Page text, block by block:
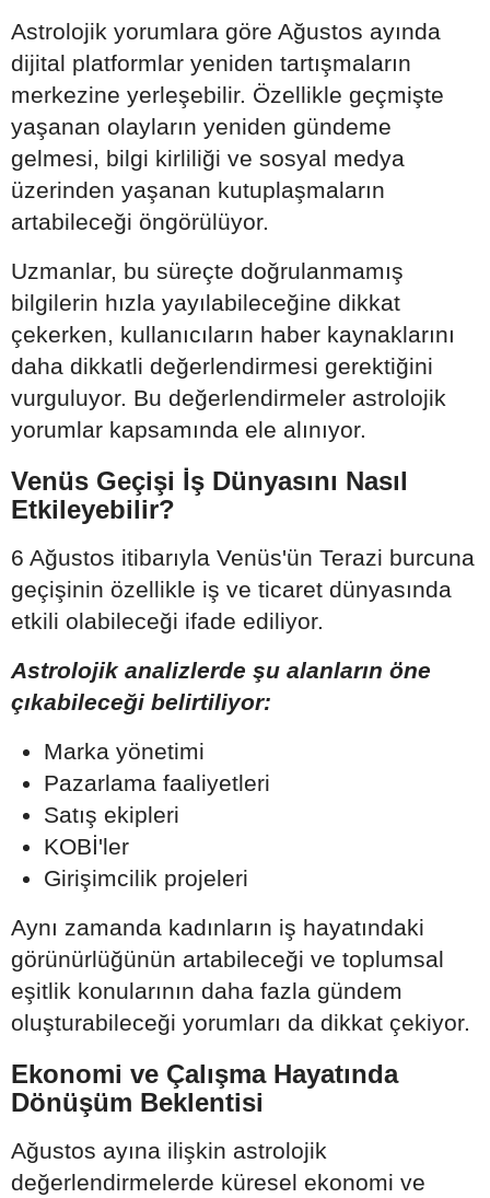
Astrolojik yorumlara göre Ağustos ayında
dijital platformlar yeniden tartışmaların
merkezine yerleşebilir. Özellikle geçmişte
yaşanan olayların yeniden gündeme
gelmesi, bilgi kirliliği ve sosyal medya
üzerinden yaşanan kutuplaşmaların
artabileceği öngörülüyor.
Uzmanlar, bu süreçte doğrulanmamış
bilgilerin hızla yayılabileceğine dikkat
çekerken, kullanıcıların haber kaynaklarını
daha dikkatli değerlendirmesi gerektiğini
vurguluyor. Bu değerlendirmeler astrolojik
yorumlar kapsamında ele alınıyor.
Venüs Geçişi İş Dünyasını Nasıl
Etkileyebilir?
6 Ağustos itibarıyla Venüs'ün Terazi burcuna
geçişinin özellikle iş ve ticaret dünyasında
etkili olabileceği ifade ediliyor.
Astrolojik analizlerde şu alanların öne
çıkabileceği belirtiliyor:
Marka yönetimi
Pazarlama faaliyetleri
Satış ekipleri
KOBİ'ler
Girişimcilik projeleri
Aynı zamanda kadınların iş hayatındaki
görünürlüğünün artabileceği ve toplumsal
eşitlik konularının daha fazla gündem
oluşturabileceği yorumları da dikkat çekiyor.
Ekonomi ve Çalışma Hayatında
Dönüşüm Beklentisi
Ağustos ayına ilişkin astrolojik
değerlendirmelerde küresel ekonomi ve